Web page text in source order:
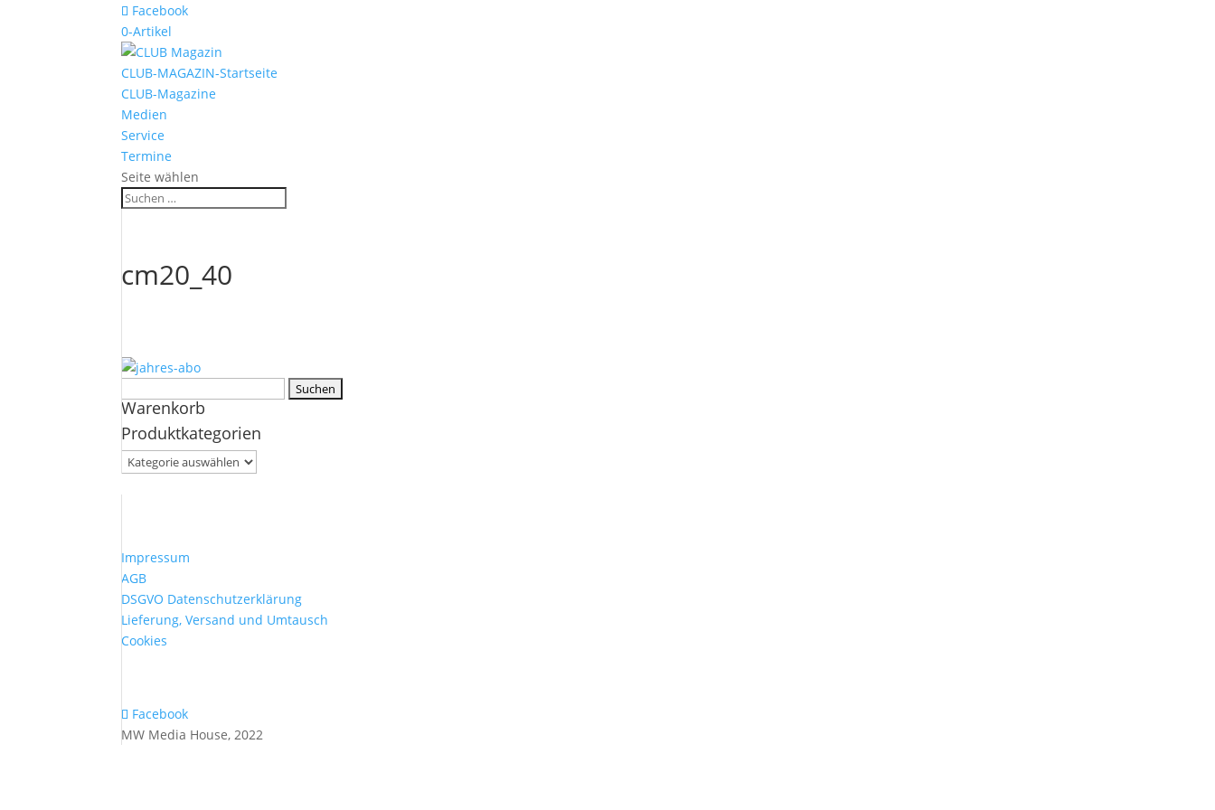
Facebook
0-Artikel
CLUB-MAGAZIN-Startseite
CLUB-Magazine
Medien
Service
Termine
Seite wählen
cm20_40
nach:
Warenkorb
Produktkategorien
Impressum
AGB
DSGVO Datenschutzerklärung
Lieferung, Versand und Umtausch
Cookies
Facebook
MW Media House, 2022